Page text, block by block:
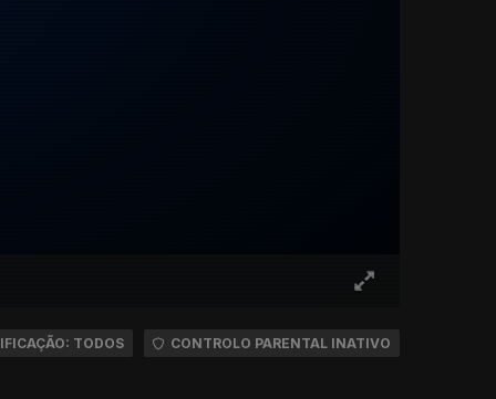
TODOS CONTROLO PARENTAL INATIVO